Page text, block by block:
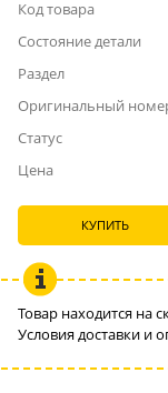
Код товара
Состояние детали
Раздел
Оригинальный
Статус
Цена
КУПИТЬ
Товар находится на
Условия доставки и